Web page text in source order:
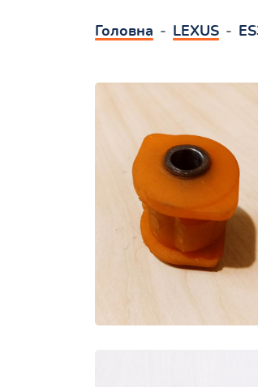
Головна LEXUS